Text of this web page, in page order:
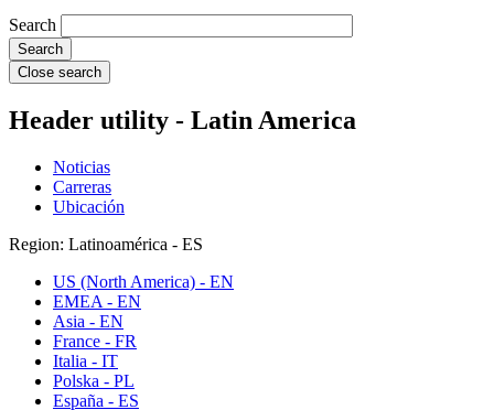
Search
Close search
Header utility - Latin America
Noticias
Carreras
Ubicación
Region: Latinoamérica - ES
US (North America) - EN
EMEA - EN
Asia - EN
France - FR
Italia - IT
Polska - PL
España - ES